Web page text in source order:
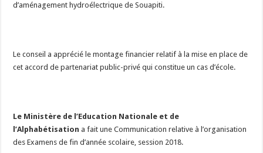
d’aménagement hydroélectrique de Souapiti.
Le conseil a apprécié le montage financier relatif à la mise en place de
cet accord de partenariat public-privé qui constitue un cas d’école.
Le Ministère de l’Education Nationale et de
l’Alphabétisation a fait une Communication relative à l’organisation
des Examens de fin d’année scolaire, session 2018.